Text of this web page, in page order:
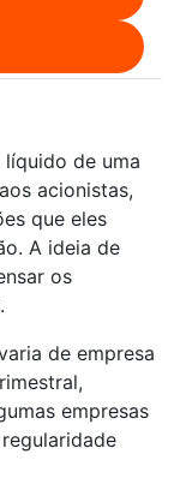
de uma
acionistas,
que eles
A ideia de
os
de empresa
empresas